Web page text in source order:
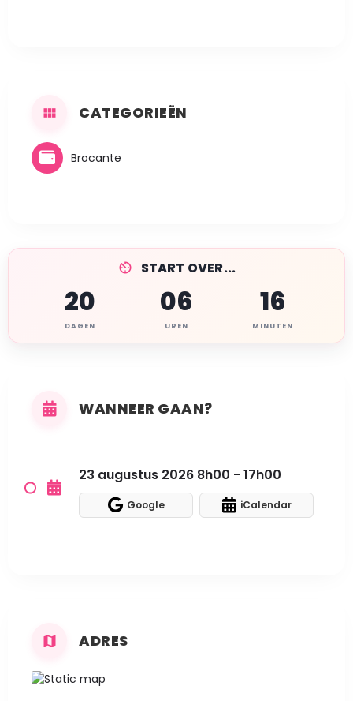
CATEGORIEËN
Brocante
START OVER...
20
DAGEN
06
UREN
16
MINUTEN
WANNEER GAAN?
23 augustus 2026 8h00 - 17h00
Google iCalendar
ADRES